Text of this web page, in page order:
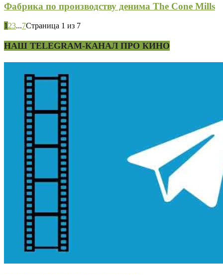
Фабрика по производству денима The Cone Mills
1 23...7Страница 1 из 7
НАШ TELEGRAM-КАНАЛ ПРО КИНО